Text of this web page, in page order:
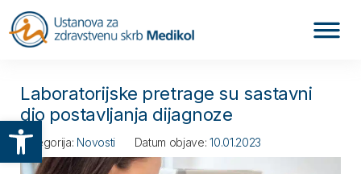
Otvori alatnu traku
Laboratorijske pretrage su sastavni
dio postavljanja dijagnoze
Kategorija: Novosti Datum objave:10.01.2023